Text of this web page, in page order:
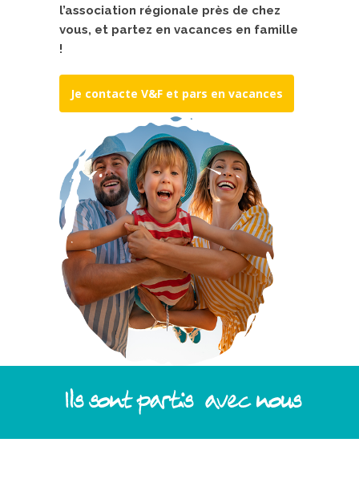
l’association régionale près de chez
vous, et partez en vacances en famille
!
Je contacte V&F et pars en vacances
Ils sont partis avec nous